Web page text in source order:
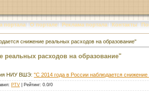
портала | О портале | Реклама портала | Контакты |
снижение реальных расходов на образование"
реальных расходов на образование"
НИУ ВШЭ: "С 2014 года в России наблюдается
: PTV Рейтинг: 0.0/0